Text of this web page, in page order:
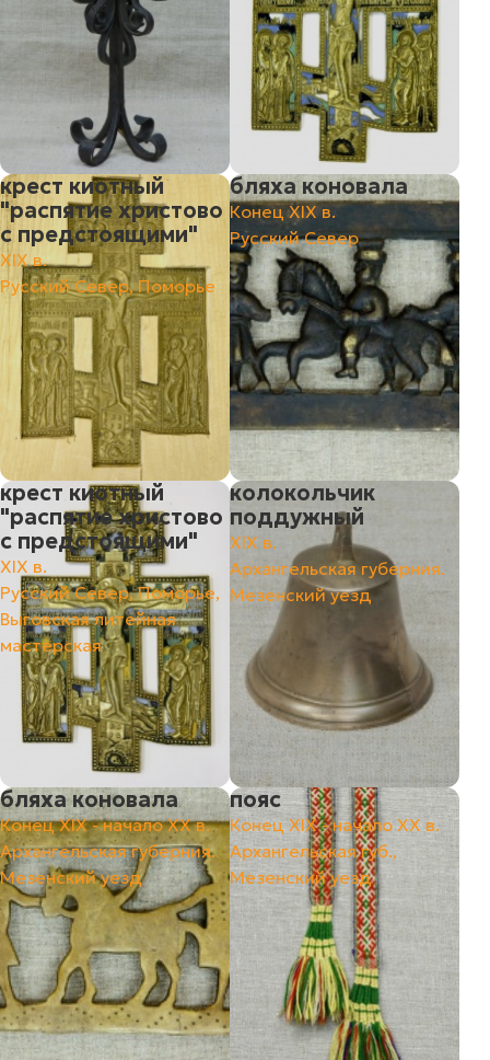
крест киотный
"распятие христово
с предстоящими"
ХIХ в.
Русский Север, Поморье
бляха коновала
Конец ХIХ в.
Русский Север
крест киотный
"распятие христово
с предстоящими"
ХIХ в.
Русский Север, Поморье,
Выговская литейная
мастерская
колокольчик
поддужный
ХIХ в.
Архангельская губерния.
Мезенский уезд
бляха коновала
Конец ХIХ - начало ХХ в.
Архангельская губерния.
Мезенский уезд
пояс
Конец ХIХ - начало ХХ в.
Архангельская губ.,
Мезенский уезд